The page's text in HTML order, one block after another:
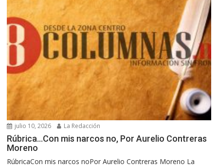
julio 10, 2026 La Redacción
Rúbrica…Con mis narcos no, Por Aurelio Contreras
Moreno
RúbricaCon mis narcos noPor Aurelio Contreras Moreno La